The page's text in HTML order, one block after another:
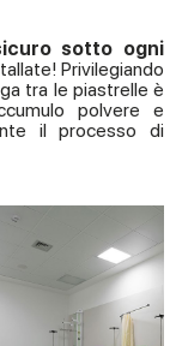
sotto ogni
Privilegiando
tra le piastrelle è
polvere e
il processo di